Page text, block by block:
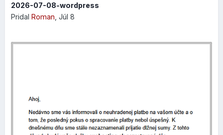
2026-07-08-wordpress
Pridal Roman Júl 8